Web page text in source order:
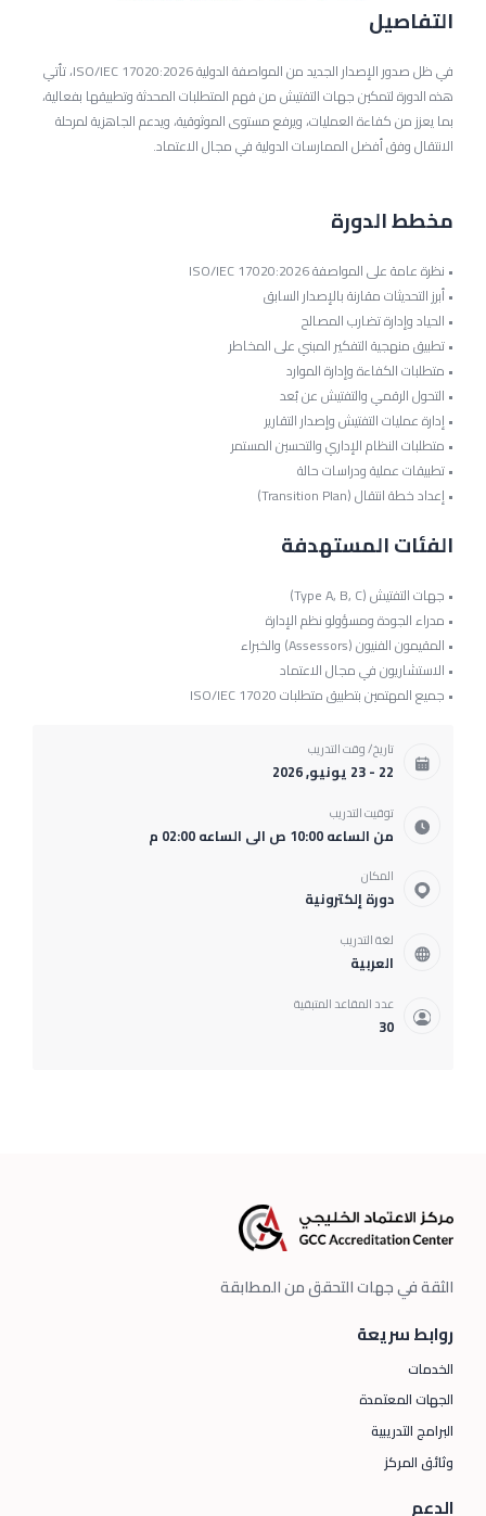
التفاصيل
في ظل صدور الإصدار الجديد من المواصفة الدولية ISO/IEC 17020:2026، تأتي
هذه الدورة لتمكين جهات التفتيش من فهم المتطلبات المحدثة وتطبيقها بفعالية،
بما يعزز من كفاءة العمليات، ويرفع مستوى الموثوقية، ويدعم الجاهزية لمرحلة
الانتقال وفق أفضل الممارسات الدولية في مجال الاعتماد.
مخطط الدورة
• نظرة عامة على المواصفة ISO/IEC 17020:2026
• أبرز التحديثات مقارنة بالإصدار السابق
• الحياد وإدارة تضارب المصالح
• تطبيق منهجية التفكير المبني على المخاطر
• متطلبات الكفاءة وإدارة الموارد
• التحول الرقمي والتفتيش عن بُعد
• إدارة عمليات التفتيش وإصدار التقارير
• متطلبات النظام الإداري والتحسين المستمر
• تطبيقات عملية ودراسات حالة
• إعداد خطة انتقال (Transition Plan)
الفئات المستهدفة
• جهات التفتيش (Type A, B, C)
• مدراء الجودة ومسؤولو نظم الإدارة
• المقيمون الفنيون (Assessors) والخبراء
• الاستشاريون في مجال الاعتماد
• جميع المهتمين بتطبيق متطلبات ISO/IEC 17020
تاريخ/ وقت التدريب
22 - 23 يونيو, 2026
توقيت التدريب
من الساعه 10:00 ص الى الساعه 02:00 م
المكان
دورة إلكترونية
لغة التدريب
العربية
عدد المقاعد المتبقية
30
الثقة في جهات التحقق من المطابقة
روابط سريعة
الخدمات
الجهات المعتمدة
البرامج التدريبية
وثائق المركز
الدعم